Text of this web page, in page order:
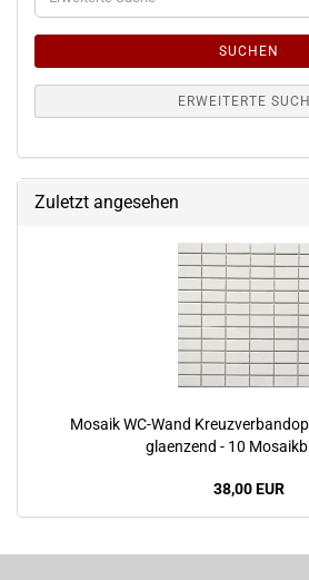
Suche
SUCHEN
ERWEITERTE
Zuletzt angesehen
Mosaik WC-Wand
glaenzend - 10
38,00 EUR